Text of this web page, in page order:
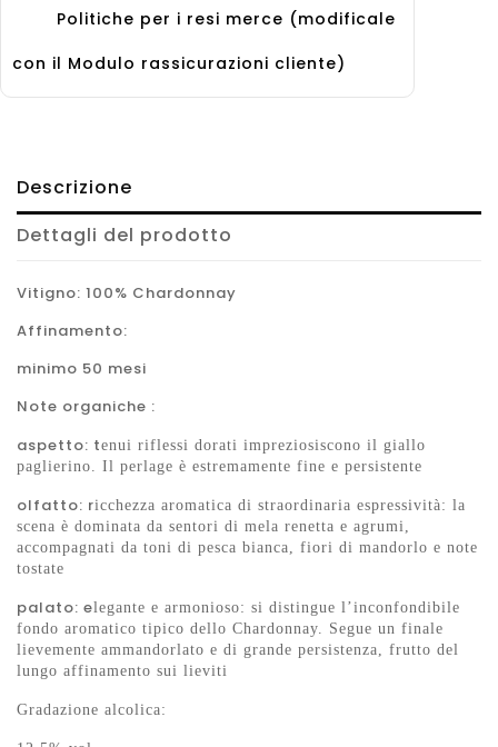
Politiche per i resi merce (modificale
con il Modulo rassicurazioni cliente)
Descrizione
Dettagli del prodotto
Vitigno: 100% Chardonnay
Affinamento:
minimo 50 mesi
Note organiche :
aspetto: tenui riflessi dorati impreziosiscono il giallo
paglierino. Il perlage è estremamente fine e persistente
olfatto: ricchezza aromatica di straordinaria espressività: la
scena è dominata da sentori di mela renetta e agrumi,
accompagnati da toni di pesca bianca, fiori di mandorlo e note
tostate
palato: elegante e armonioso: si distingue l’inconfondibile
fondo aromatico tipico dello Chardonnay. Segue un finale
lievemente ammandorlato e di grande persistenza, frutto del
lungo affinamento sui lieviti
Gradazione alcolica: